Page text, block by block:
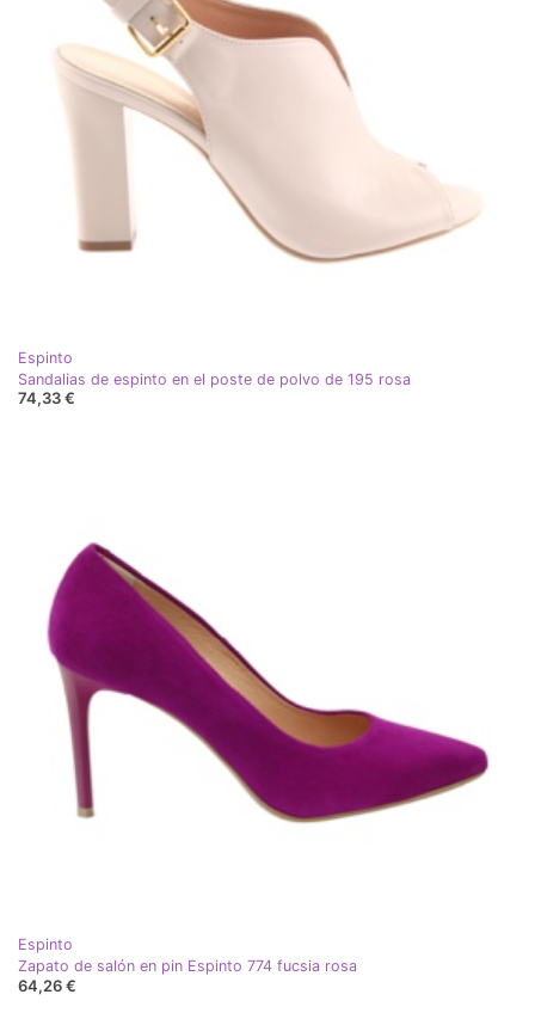
Espinto
Sandalias de espinto en el poste de polvo de 195 rosa
74,33 €
Espinto
Zapato de salón en pin Espinto 774 fucsia rosa
64,26 €